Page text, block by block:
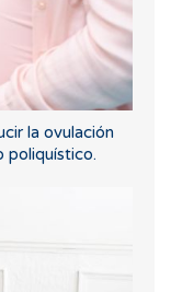
la ovulación
poliquístico.